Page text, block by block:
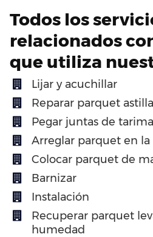
Todos los
relacionados
que utiliza
Lijar y acuchillar
Reparar parquet
Pegar juntas de
Arreglar parquet en la
Colocar parquet de
Barnizar
Instalación
Recuperar parquet
humedad